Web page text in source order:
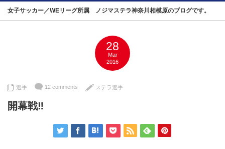
女子サッカー／WEリーグ所属 ノジマステラ神奈川相模原のブログです。
28
Mar
2016
選手 12 comments ステラ選手
開幕戦‼︎